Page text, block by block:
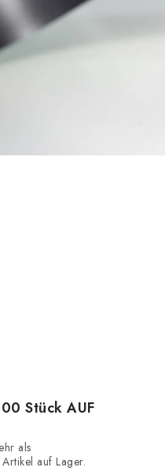
Stück AUF
als
auf Lager.